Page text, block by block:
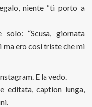
niente “ti porto a
“Scusa, giornata
ma ero così triste che mi
E la vedo.
editata, caption lunga,